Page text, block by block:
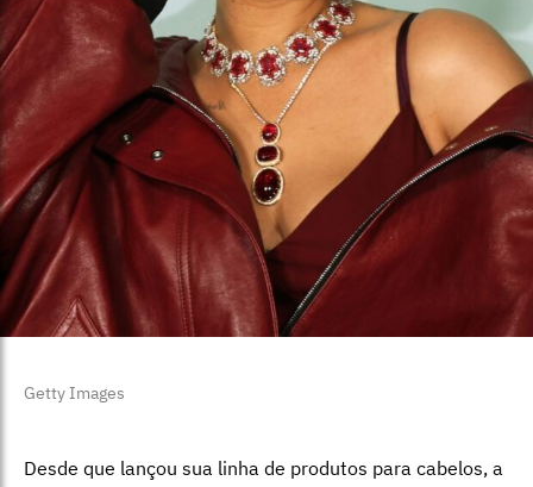
Getty Images
Desde que lançou sua linha de produtos para cabelos, a